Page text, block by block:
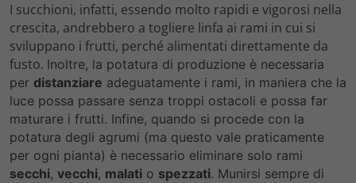
I succhioni, infatti, essendo molto rapidi e vigorosi nella
crescita, andrebbero a togliere linfa ai rami in cui si
sviluppano i frutti, perché alimentati direttamente da
fusto. Inoltre, la potatura di produzione è necessaria
per distanziare adeguatamente i rami, in maniera che la
luce possa passare senza troppi ostacoli e possa far
maturare i frutti. Infine, quando si procede con la
potatura degli agrumi (ma questo vale praticamente
per ogni pianta) è necessario eliminare solo rami
secchi, vecchi, malati o spezzati. Munirsi sempre di